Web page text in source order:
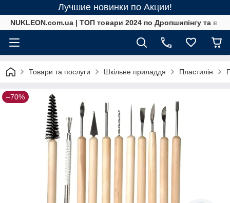
Лучшие новинки по Акции!
NUKLEON.com.ua | ТОП товари 2024 по Дропшипінгу та в
Товари та послуги Шкільне приладдя Пластилін
–70%